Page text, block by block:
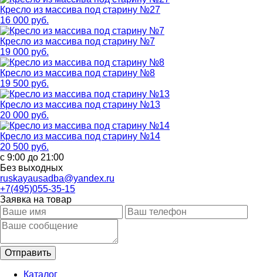
Кресло из массива под старину №27
16 000 руб.
Кресло из массива под старину №7
19 000 руб.
Кресло из массива под старину №8
19 500 руб.
Кресло из массива под старину №13
20 000 руб.
Кресло из массива под старину №14
20 500 руб.
с 9:00 до 21:00
Без выходных
ruskayausadba@yandex.ru
+7(495)055-35-15
Заявка на товар
Каталог